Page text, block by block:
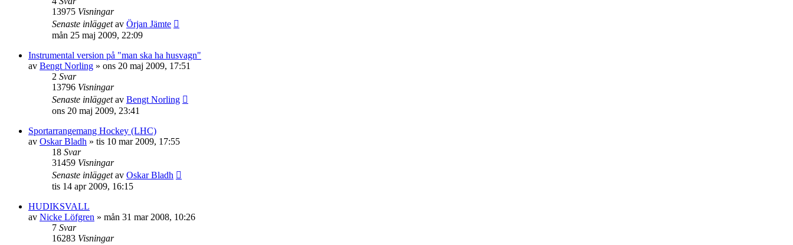
13975 Visningar
Senaste inläggetav Örjan Jämte
mån 25 maj 2009, 22:09
Instrumental version på "man ska ha husvagn"
av Bengt Norling » ons 20 maj 2009, 17:51
2 Svar
13796 Visningar
Senaste inläggetav Bengt Norling
ons 20 maj 2009, 23:41
Sportarrangemang Hockey (LHC)
av Oskar Bladh » tis 10 mar 2009, 17:55
18 Svar
31459 Visningar
Senaste inläggetav Oskar Bladh
tis 14 apr 2009, 16:15
HUDIKSVALL
av Nicke Löfgren » mån 31 mar 2008, 10:26
7 Svar
16283 Visningar